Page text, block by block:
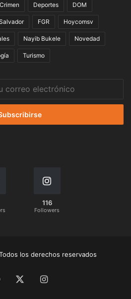
Crimen Deportes DOM
FGR Hoycomsv
Nayib Bukele Novedad
Turismo
116
Followers
los derechos reservados
Facebook Instagram